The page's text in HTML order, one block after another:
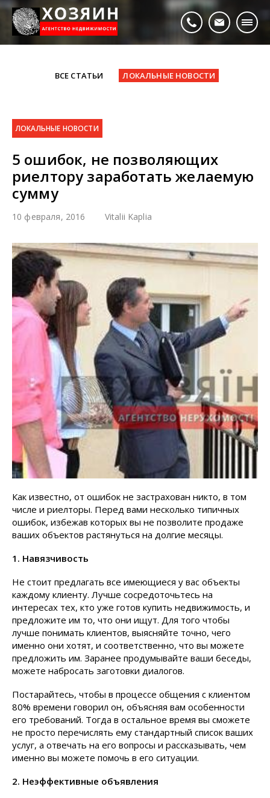
ВСЕ СТАТЬИ ЛОКАЛЬНЫЕ НОВОСТИ
ЛОКАЛЬНЫЕ НОВОСТИ
5 ошибок, не позволяющих
риелтору заработать желаемую
сумму
10 февраля, 2016 Vitalii Kaplia
Как известно, от ошибок не застрахован никто, в том
числе и риелторы. Перед вами несколько типичных
ошибок, избежав которых вы не позволите продаже
ваших объектов растянуться на долгие месяцы.
1. Навязчивость
Не стоит предлагать все имеющиеся у вас объекты
каждому клиенту. Лучше сосредоточьтесь на
интересах тех, кто уже готов купить недвижимость, и
предложите им то, что они ищут. Для того чтобы
лучше понимать клиентов, выясняйте точно, чего
именно они хотят, и соответственно, что вы можете
предложить им. Заранее продумывайте ваши беседы,
можете набросать заготовки диалогов.
Постарайтесь, чтобы в процессе общения с клиентом
80% времени говорил он, объясняя вам особенности
его требований. Тогда в остальное время вы сможете
не просто перечислять ему стандартный список ваших
услуг, а отвечать на его вопросы и рассказывать, чем
именно вы можете помочь в его ситуации.
2. Неэффективные объявления